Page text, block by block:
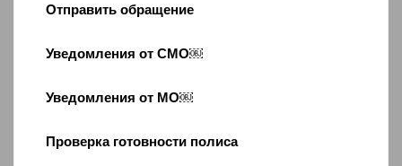
Отправить обращение
Уведомления от СМО￼
Уведомления от МО￼
Проверка готовности полиса